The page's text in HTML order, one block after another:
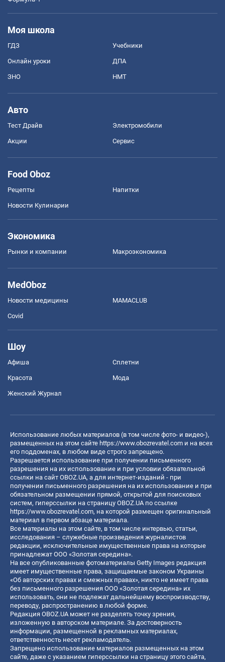
Моя школа
ГДЗ Учебники
Онлайн уроки ДПА
ЗНО НМТ
Авто
Тест Драйв Электромобили
Акции Сервис
Food Oboz
Рецепты Напитки
Новости Кулинарии
Экономика
Рынки и компании Mакроэкономика
MedOboz
Новости медицины MAMACLUB
Covid
Шоу
Афиша Сплетни
Красота Мода
Женский Журнал
Использование любых материалов (в том числе фото- и видео-),
размещенных на этом сайте https://www.obozrevatel.com и на всех
его поддоменах, в любом виде строго запрещено.
Разрешается использование при получении письменного
разрешения на их использование и при условии обязательной
ссылки на сайт OBOZ.UA, а для интернет-изданий - при
получении письменного разрешения на их использование и при
обязательном размещении прямой, открытой для поисковых
систем, гиперссылки на страницу OBOZ.UA по ссылке
https://www.obozrevatel.com, на которой размещен оригинальный
материал в первом абзаце материала.
Все материалы на этом сайте, в том числе интервью, статьи,
исследования – служебные произведения журналистов
редакции, исключительные имущественные права на которые
принадлежат ООО «Золотая середина».
На все опубликованные фотоматериалы Getty Images редакция
имеет имущественные права, защищаемые законом Украины
«Об авторских правах и смежных правах», никто не имеет права
без письменного разрешения ООО «Золотая середина» их
использовать, они не подлежат дальнейшему воспроизводству,
переводу, распространению в любой форме.
Редакция OBOZ.UA может не разделять точку зрения,
изложенную в авторском материале. За достоверность
информации, размещенной в рекламных материалах,
ответственность несет рекламодатель.
Запрещено использование материалов размещенных на этом
сайте, даже с указанием гиперссылки на страницу этого сайта,